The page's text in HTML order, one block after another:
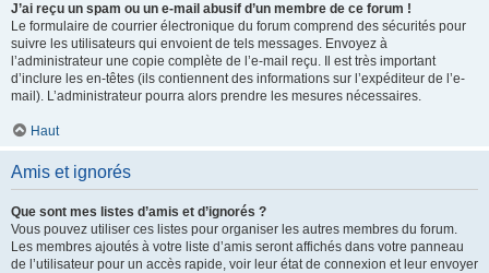
J’ai reçu un spam ou un e-mail abusif d’un membre de ce forum !
Le formulaire de courrier électronique du forum comprend des sécurités pour
suivre les utilisateurs qui envoient de tels messages. Envoyez à
l’administrateur une copie complète de l’e-mail reçu. Il est très important
d’inclure les en-têtes (ils contiennent des informations sur l’expéditeur de l’e-
mail). L’administrateur pourra alors prendre les mesures nécessaires.
Haut
Amis et ignorés
Que sont mes listes d’amis et d’ignorés ?
Vous pouvez utiliser ces listes pour organiser les autres membres du forum.
Les membres ajoutés à votre liste d’amis seront affichés dans votre panneau
de l’utilisateur pour un accès rapide, voir leur état de connexion et leur envoyer